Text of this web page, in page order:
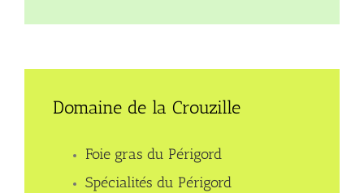
Domaine de la Crouzille
Foie gras du Périgord
Spécialités du Périgord